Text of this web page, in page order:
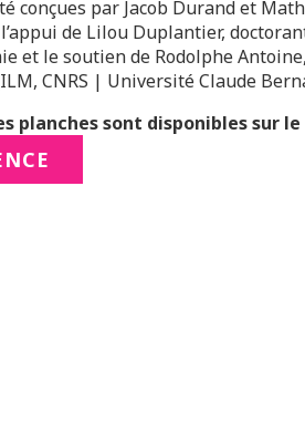
conçues par Jacob Durand et
de Lilou Duplantier,
et le soutien de Rodolphe
CNRS | Université Claude
planches sont disponibles sur le